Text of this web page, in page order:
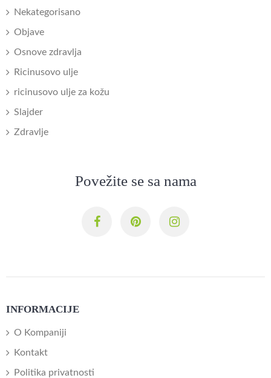
Nekategorisano
Objave
Osnove zdravlja
Ricinusovo ulje
ricinusovo ulje za kožu
Slajder
Zdravlje
Povežite se sa nama
INFORMACIJE
O Kompaniji
Kontakt
Politika privatnosti